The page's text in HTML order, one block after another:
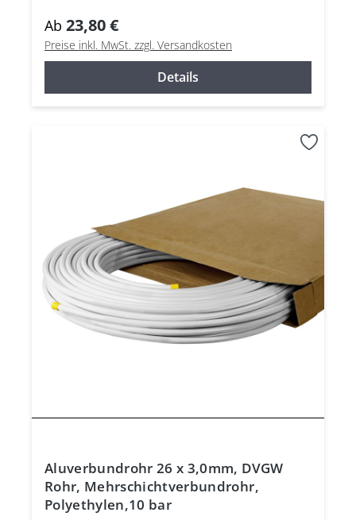
Ab 23,80 €
Preise inkl. MwSt. zzgl. Versandkosten
Details
Aluverbundrohr 26 x 3,0mm, DVGW
Rohr, Mehrschichtverbundrohr,
Polyethylen,10 bar